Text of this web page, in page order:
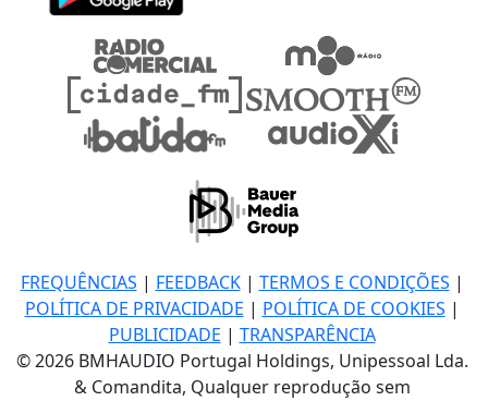
FREQUÊNCIAS | FEEDBACK| TERMOS E CONDIÇÕES |
POLÍTICA DE PRIVACIDADE | POLÍTICA DE COOKIES |
PUBLICIDADE | TRANSPARÊNCIA
© 2026 BMHAUDIO Portugal Holdings, Unipessoal Lda.
& Comandita, Qualquer reprodução sem